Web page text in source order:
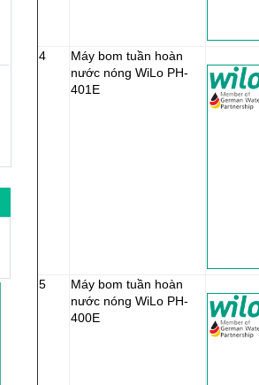
4
Máy bom tuần hoàn
nước nóng WiLo PH-
401E
5
Máy bom tuần hoàn
nước nóng WiLo PH-
400E